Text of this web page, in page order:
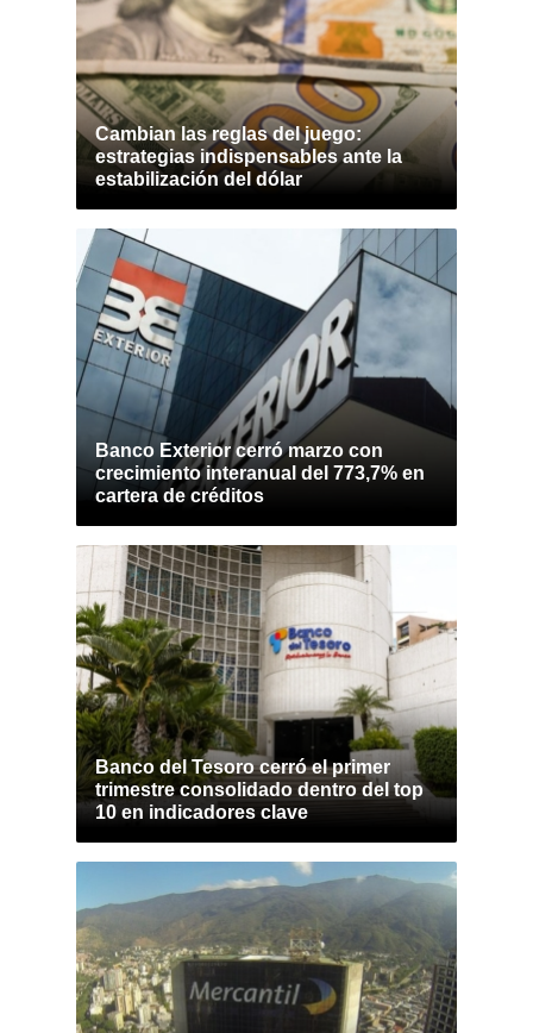
Cambian las reglas del juego:
estrategias indispensables ante la
estabilización del dólar
Banco Exterior cerró marzo con
crecimiento interanual del 773,7% en
cartera de créditos
Banco del Tesoro cerró el primer
trimestre consolidado dentro del top
10 en indicadores clave